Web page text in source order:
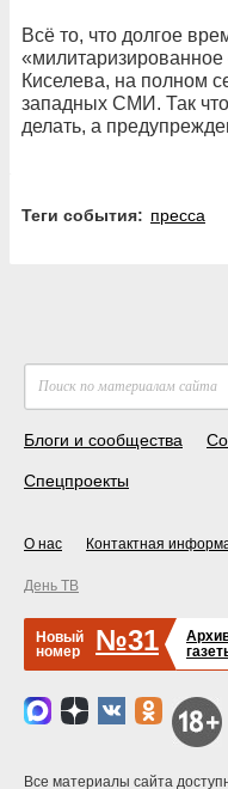
Всё то, что долгое
Киселева, на полном
западных СМИ. Так
делать, а
Теги события: пресса
Блоги и сообщества
Спецпроекты
О нас Контактная
День ТВ
Новый
номер
№31
Все материалы сайта